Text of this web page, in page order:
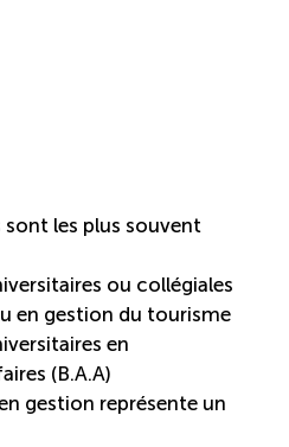
sont les plus souvent
ou collégiales
en gestion du tourisme
en
(B.A.A)
gestion représente un